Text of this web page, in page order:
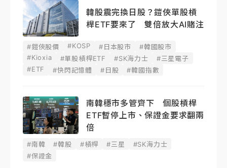
韓股震完換日股？鎧俠單股槓
桿ETF要來了 雙倍放大AI賭注
#鎧俠股價 #KOSP #日本股市
#韓國股市
#Kioxia
#單股槓桿ETF #SK海力士
#三星電子
#ETF
#快閃記憶體 #日股 #韓國指數
南韓穩市多管齊下 個股槓桿
ETF暫停上市、保證金要求翻兩
倍
#南韓 #韓股 #槓桿 #三星
#SK海力士
#保證金